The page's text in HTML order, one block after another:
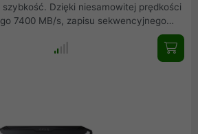
Dzięki niesamowitej prędkości
7400 MB/s, zapisu sekwencyjnego
odczytu losowego do 1 000 000 IOP,
2TB ma wydajność, dzięki której
pierwszy lub z łatwością dotrzymasz